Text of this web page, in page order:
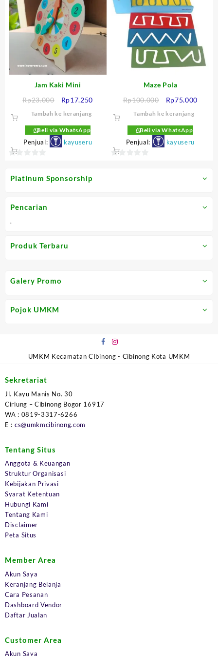
Platinum Sponsorship
Pencarian
.
Produk Terbaru
5
5
Jam Kaki Mini
Rp23.000
Harga
aslinya
Rp23.000.
Rp17.250
Tambah ke keranjang
Beli via WhatsApp
Penjual: kayuseru
of
Maze Pola
Rp100.000
Harga
aslinya
Rp100.000.
Rp75.000
Tambah ke keranjang
Beli via WhatsApp
Penjual: kayuseru
Galery Promo
Pojok UMKM
UMKM Kecamatan CIbinong - Cibinong Kota UMKM
Sekretariat
Jl. Kayu Manis No. 30
Ciriung – Cibinong Bogor 16917
WA : 0819-3317-6266
E : cs@umkmcibinong.com
Tentang Situs
Anggota & Keuangan
Struktur Organisasi
Kebijakan Privasi
Syarat Ketentuan
Hubungi Kami
Tentang Kami
Disclaimer
Peta Situs
Member Area
Akun Saya
Keranjang Belanja
Cara Pesanan
Dashboard Vendor
Daftar Jualan
Customer Area
Akun Saya